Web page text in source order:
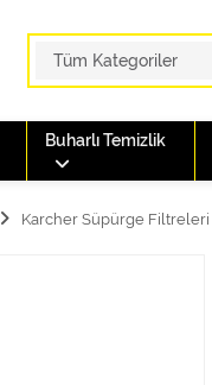
Buharlı Temizlik
Karcher Süpürge Filtreleri